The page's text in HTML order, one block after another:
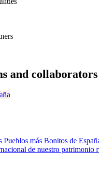
and collaborators
Pueblos más Bonitos de
de nuestro patrimonio